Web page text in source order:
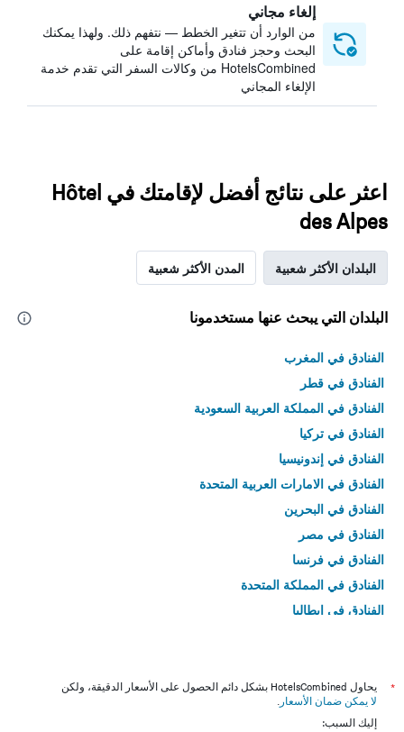
إلغاء مجاني
من الوارد أن تتغير الخطط — نتفهم ذلك. ولهذا يمكنك
البحث وحجز فنادق وأماكن إقامة على
HotelsCombined من وكالات السفر التي تقدم خدمة
الإلغاء المجاني
اعثر على نتائج أفضل لإقامتك في Hôtel
des Alpes
البلدان الأكثر شعبية المدن الأكثر شعبية
البلدان التي يبحث عنها مستخدمونا
الفنادق في المغرب
الفنادق في قطر
الفنادق في المملكة العربية السعودية
الفنادق في تركيا
الفنادق في إندونيسيا
الفنادق في الامارات العربية المتحدة
الفنادق في البحرين
الفنادق في مصر
الفنادق في فرنسا
الفنادق في المملكة المتحدة
الفنادق في إيطاليا
*
يحاول HotelsCombined بشكل دائم الحصول على الأسعار الدقيقة، ولكن
لا يمكن ضمان الأسعار .
إليك السبب: